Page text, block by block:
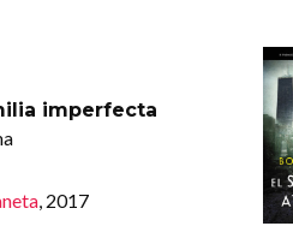
imperfecta
, 2017